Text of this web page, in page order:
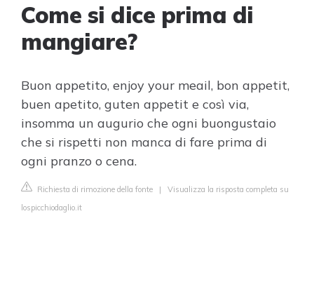
Come si dice prima di
mangiare?
Buon appetito, enjoy your meail, bon appetit,
buen apetito, guten appetit e così via,
insomma un augurio che ogni buongustaio
che si rispetti non manca di fare prima di
ogni pranzo o cena.
Richiesta di rimozione della fonte | Visualizza la risposta completa su
lospicchiodaglio.it